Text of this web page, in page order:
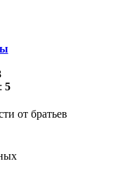
5
от братьев